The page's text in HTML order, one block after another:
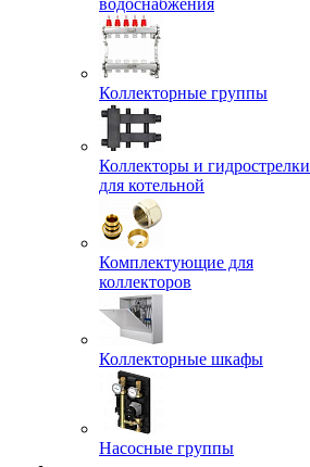
водоснабжения
Коллекторные группы
Коллекторы и гидрострелки
для котельной
Комплектующие для
коллекторов
Коллекторные шкафы
Насосные группы